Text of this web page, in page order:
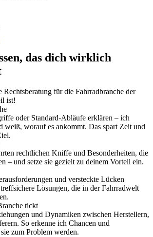
das dich wirklich
Rechtsberatung für die Fahrradbranche der
ist!
oder Standard-Abläufe erklären – ich
weiß, worauf es ankommt. Das spart Zeit und
rechtlichen Kniffe und Besonderheiten, die
– und setze sie gezielt zu deinem Vorteil ein.
und versteckte Lücken
Lösungen, die in der Fahrradwelt
tickt
und Dynamiken zwischen Herstellern,
So erkenne ich Chancen und
zum Problem werden.